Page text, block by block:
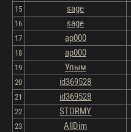
15
sage
16
sage
17
ap000
18
ap000
19
Улым
20
id369528
21
id369528
22
STORMY
23
AllDim